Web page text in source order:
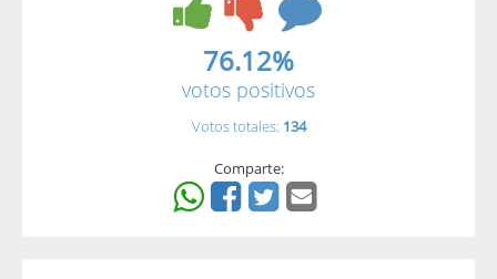
76.12%
votos positivos
Votos totales: 134
Comparte: